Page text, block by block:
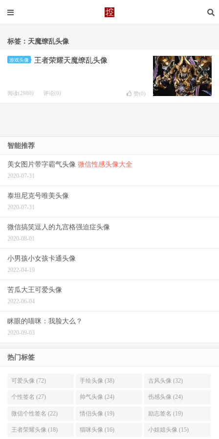
标签：天魔缭乱头像
游戏头像 王者荣耀天魔缭乱头像
阅读(2980) 评论(0) 赞(0)
智能推荐
美女图片带字霸气头像 微信性感头像大全
2020-07-31
泰坦尼克号唯美头像
2020-07-31
微信搞笑逗人的九宫格强迫症头像
2020-08-01
小男孩小女孩卡通头像
2022-04-19
苦瓜大王可爱头像
2022-06-04
眯眼的喵咪：我脸大么？
2020-09-03
热门标签
可爱头像 (72) 手绘头像 (38) 古风头像 (32)
个性签名 (27) 帅气头像 (24) 伤感头像 (24)
微信个性签名 (22) 情侣头像 (19) 励志签名 (19)
王者荣耀头像 (18) 猫咪头像 (16) 小姐姐头像 (15)